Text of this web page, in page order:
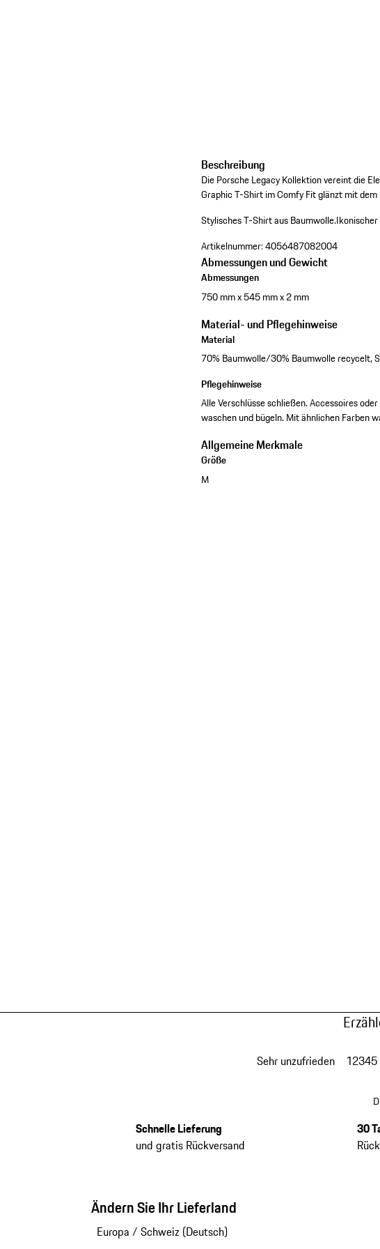
Beschreibung
Die Porsche Legacy Kollektion vereint die
Graphic T-Shirt im Comfy Fit glänzt mit
Stylisches T-Shirt aus Baumwolle.
Artikelnummer:4056487082004
Abmessungen und Gewicht
Abmessungen
750 mm x 545 mm x 2 mm
Material- und Pflegehinweise
Material
70% Baumwolle/30% Baumwolle recycelt,
Pflegehinweise
Alle Verschlüsse schließen. Accessoires
waschen und bügeln. Mit ähnlichen Farben
Allgemeine Merkmale
Größe
M
Sehr unzufrieden 12345
Schnelle Lieferung
und gratis Rückversand
30
Ändern Sie Ihr Lieferland
Europa / Schweiz (Deutsch)